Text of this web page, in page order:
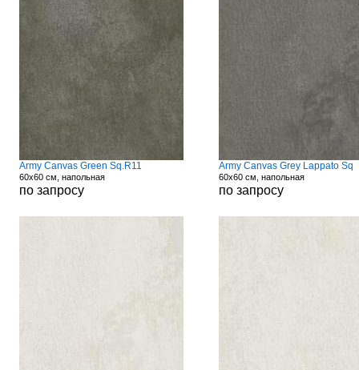
Army Canvas Green Sq.R11
60x60 см, напольная
по запросу
Army Canvas Grey Lappato Sq
60x60 см, напольная
по запросу